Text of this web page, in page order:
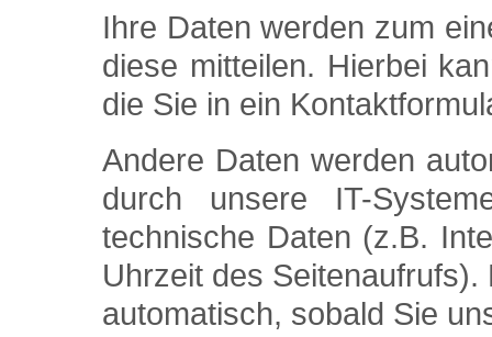
Ihre Daten werden zum
diese mitteilen. Hierbei
die Sie in ein
Andere Daten werden
durch unsere IT-
technische Daten (z.B.
Uhrzeit des
automatisch, sobald Sie